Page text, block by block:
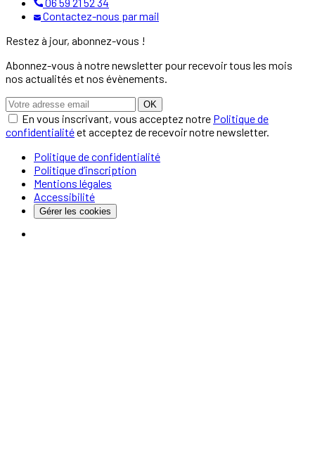
Contactez-nous par mail
Restez à jour, abonnez-vous !
Abonnez-vous à notre newsletter pour recevoir tous les mois
nos actualités et nos évènements.
OK
En vous inscrivant, vous acceptez notre Politique de
confidentialitéet acceptez de recevoir notre newsletter.
Politique de confidentialité
Politique d’inscription
Mentions légales
Accessibilité
Gérer les cookies